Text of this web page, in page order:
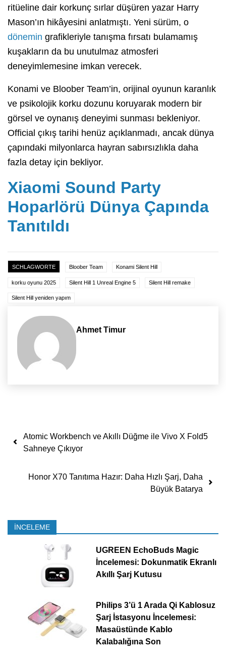
ritüeline dair korkunç sırlar düşüren yazar Harry
Mason’ın hikâyesini anlatmıştı. Yeni sürüm, o
dönemin grafikleriyle tanışma fırsatı bulamamış
kuşakların da bu unutulmaz atmosferi
deneyimlemesine imkan verecek.
Konami ve Bloober Team’in, orijinal oyunun karanlık
ve psikolojik korku dozunu koruyarak modern bir
görsel ve oynanış deneyimi sunması bekleniyor.
Official çıkış tarihi henüz açıklanmadı, ancak dünya
çapındaki milyonlarca hayran sabırsızlıkla daha
fazla detay için bekliyor.
Xiaomi Sound Party
Hoparlörü Dünya Çapında
Tanıtıldı
SCHLAGWORTE Bloober Team Konami Silent Hill
korku oyunu 2025 Silent Hill 1 Unreal Engine 5 Silent Hill remake
Silent Hill yeniden yapım
Ahmet Timur
Yazı dolaşımı
Atomic Workbench ve Akıllı Düğme ile Vivo X Fold5
Sahneye Çıkıyor
Honor X70 Tanıtıma Hazır: Daha Hızlı Şarj, Daha
Büyük Batarya
İNCELEME
UGREEN EchoBuds Magic
İncelemesi: Dokunmatik Ekranlı
Akıllı Şarj Kutusu
Philips 3’ü 1 Arada Qi Kablosuz
Şarj İstasyonu İncelemesi:
Masaüstünde Kablo
Kalabalığına Son